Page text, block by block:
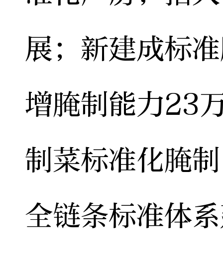
展；新建成标
增腌制能力23
制菜标准化腌
全链条标准体